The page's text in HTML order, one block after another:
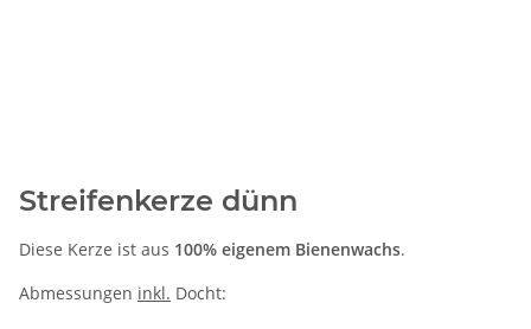
Streifenkerze dünn
Diese Kerze ist aus 100% eigenem Bienenwachs.
Abmessungen inkl. Docht: